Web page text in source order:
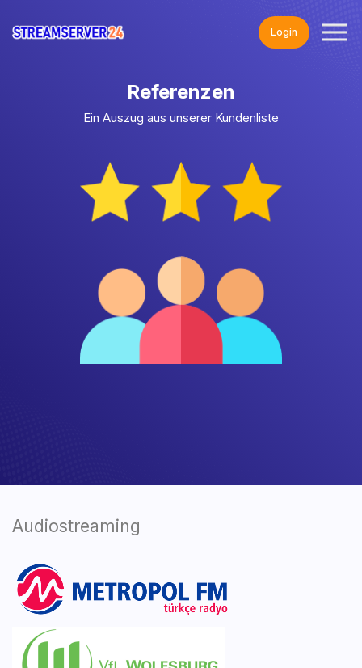
Login
Referenzen
Ein Auszug aus unserer Kundenliste
Audiostreaming